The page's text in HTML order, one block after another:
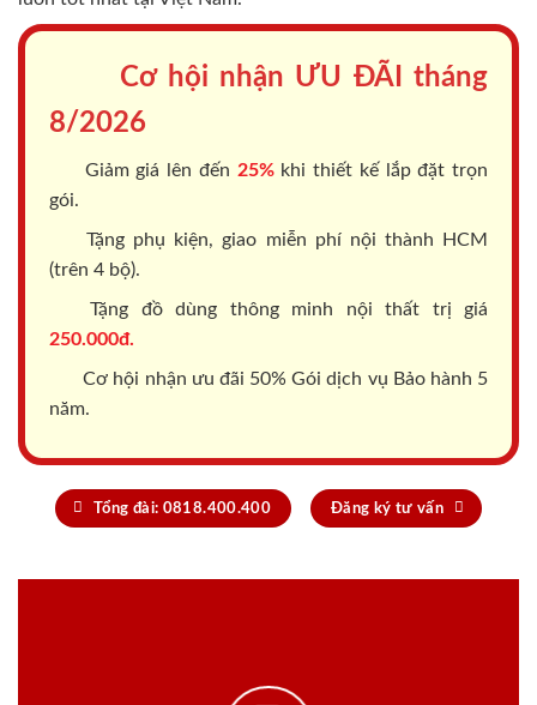
Cơ hội nhận ƯU ĐÃI tháng
8/2026
Giảm giá lên đến 25%khi thiết kế lắp đặt trọn
gói.
Tặng phụ kiện, giao miễn phí nội thành HCM
(trên 4 bộ).
Tặng đồ dùng thông minh nội thất trị giá
250.000đ.
Cơ hội nhận ưu đãi 50% Gói dịch vụ Bảo hành 5
năm.
Tổng đài: 0818.400.400 Đăng ký tư vấn